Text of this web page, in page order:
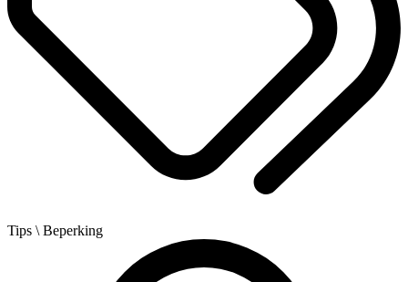
Tips \ Beperking